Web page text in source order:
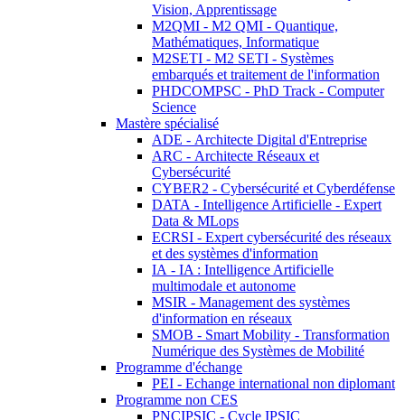
Vision, Apprentissage
M2QMI - M2 QMI - Quantique,
Mathématiques, Informatique
M2SETI - M2 SETI - Systèmes
embarqués et traitement de l'information
PHDCOMPSC - PhD Track - Computer
Science
Mastère spécialisé
ADE - Architecte Digital d'Entreprise
ARC - Architecte Réseaux et
Cybersécurité
CYBER2 - Cybersécurité et Cyberdéfense
DATA - Intelligence Artificielle - Expert
Data & MLops
ECRSI - Expert cybersécurité des réseaux
et des systèmes d'information
IA - IA : Intelligence Artificielle
multimodale et autonome
MSIR - Management des systèmes
d'information en réseaux
SMOB - Smart Mobility - Transformation
Numérique des Systèmes de Mobilité
Programme d'échange
PEI - Echange international non diplomant
Programme non CES
PNCIPSIC - Cycle IPSIC